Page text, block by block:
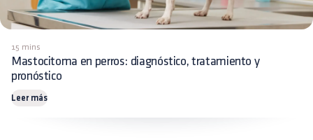
15 mins
Mastocitoma en perros: diagnóstico, tratamiento y
pronóstico
Leer más